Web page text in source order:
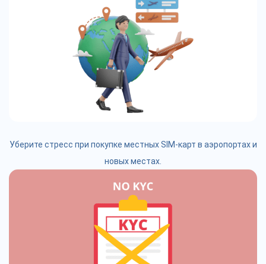
Уберите стресс при покупке местных SIM-карт в аэропортах и
новых местах.